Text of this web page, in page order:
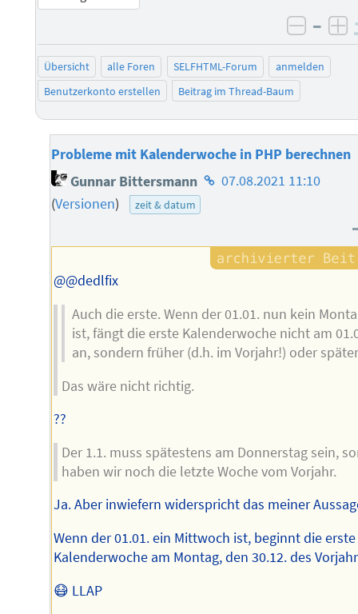
–
Übersicht alle Foren SELFHTML-Forum
anmelden
Benutzerkonto erstellen
Beitrag im Thread-Baum
Probleme mit Kalenderwoche in PHP berechnen
Gunnar Bittersmann Homepage
des
07.08.2021 11:10
(Versionen) zeit & datum
@@dedlfix
Auch die erste. Wenn der 01.01. nun kein
ist, fängt die erste Kalenderwoche nicht am
an, sondern früher (d.h. im Vorjahr!) oder
Das wäre nicht richtig.
??
Der 1.1. muss spätestens am Donnerstag sein,
haben wir noch die letzte Woche vom Vorjahr.
Ja. Aber inwiefern widerspricht das meiner
Wenn der 01.01. ein Mittwoch ist, beginnt die erste
Kalenderwoche am Montag, den 30.12. des
😷 LLAP